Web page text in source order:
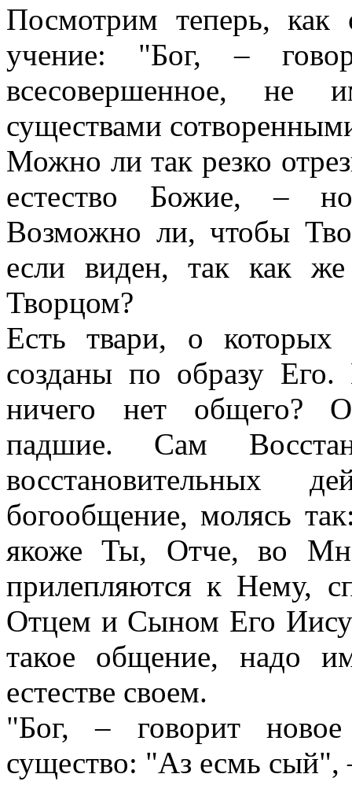
Посмотрим теперь, как
учение: "Бог, –
всесовершенное, не
существами
Можно ли так резко
естество Божие, – но
Возможно ли, чтобы
если виден, так как
Творцом?
Есть твари, о
созданы по образу
ничего нет общего?
падшие. Сам
восстановительных
богообщение, молясь
якоже Ты, Отче, во
прилепляются к Нему,
Отцем и Сыном Его
такое общение, надо
естестве своем.
"Бог, – говорит
существо: "Аз есмь сый",